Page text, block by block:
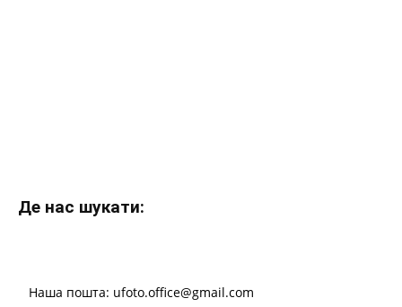
Де нас шукати:
Наша пошта: ufoto.office@gmail.com